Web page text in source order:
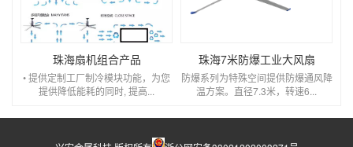
珠海扇机组合产品
• 提供定制工厂制冷模块功能，为您
提供降低能耗的同时, 提高...
珠海7米防爆工业大风扇
防爆系列为特殊空间提供防爆通风降
温方案。直径7.3米，转速6...